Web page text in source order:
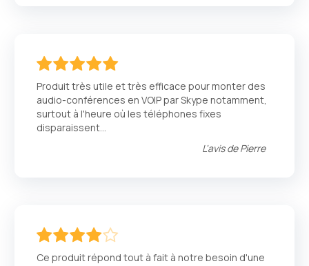
Produit très utile et très efficace pour monter des
audio-conférences en VOIP par Skype notamment,
surtout à l'heure où les téléphones fixes
disparaissent...
L'avis dePierre
Ce produit répond tout à fait à notre besoin d'une